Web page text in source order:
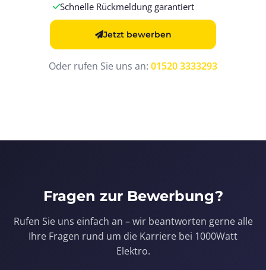
Schnelle Rückmeldung garantiert
Jetzt bewerben
Oder rufen Sie uns an: 01520 3333293
Fragen zur Bewerbung?
Rufen Sie uns einfach an – wir beantworten gerne alle
Ihre Fragen rund um die Karriere bei 1000Watt
Elektro.